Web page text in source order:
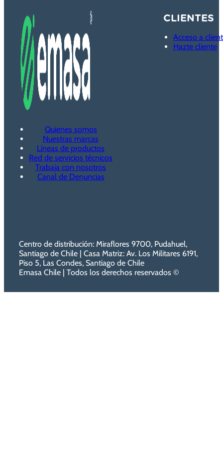
Quienes somos
Nuestras marcas
Líneas de productos
Red de servicios técnicos
Trabaja con nosotros
Canal de Denuncias
CLIENTES
Acceso a
Hazte cliente
Centro de distribución: Miraflores 9700, Pudahuel,
Santiago de Chile | Casa Matriz: Av. Los Militares 6191,
Piso 5, Las Condes, Santiago de Chile
Emasa Chile | Todos los derechos reservados ©